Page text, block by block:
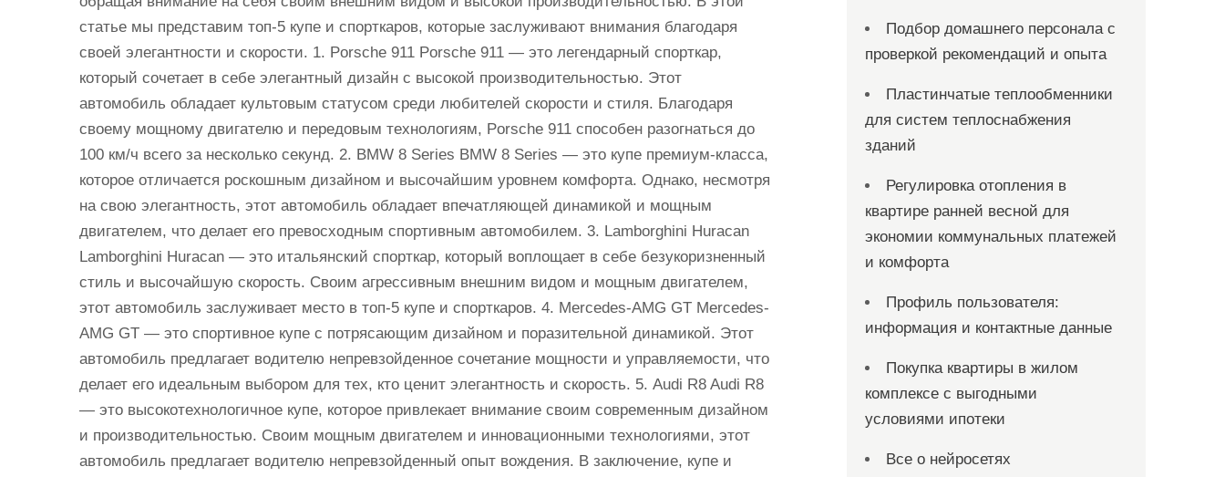
статье мы представим топ-5 купе и спорткаров, которые заслуживают внимания благодаря
своей элегантности и скорости. 1. Porsche 911 Porsche 911 — это легендарный спорткар,
который сочетает в себе элегантный дизайн с высокой производительностью. Этот
автомобиль обладает культовым статусом среди любителей скорости и стиля. Благодаря
своему мощному двигателю и передовым технологиям, Porsche 911 способен разогнаться до
100 км/ч всего за несколько секунд. 2. BMW 8 Series BMW 8 Series — это купе премиум-класса,
которое отличается роскошным дизайном и высочайшим уровнем комфорта. Однако, несмотря
на свою элегантность, этот автомобиль обладает впечатляющей динамикой и мощным
двигателем, что делает его превосходным спортивным автомобилем. 3. Lamborghini Huracan
Lamborghini Huracan — это итальянский спорткар, который воплощает в себе безукоризненный
стиль и высочайшую скорость. Своим агрессивным внешним видом и мощным двигателем,
этот автомобиль заслуживает место в топ-5 купе и спорткаров. 4. Mercedes-AMG GT Mercedes-
AMG GT — это спортивное купе с потрясающим дизайном и поразительной динамикой. Этот
автомобиль предлагает водителю непревзойденное сочетание мощности и управляемости, что
делает его идеальным выбором для тех, кто ценит элегантность и скорость. 5. Audi R8 Audi R8
— это высокотехнологичное купе, которое привлекает внимание своим современным дизайном
и производительностью. Своим мощным двигателем и инновационными технологиями, этот
автомобиль предлагает водителю непревзойденный опыт вождения. В заключение, купе и
Подбор домашнего персонала с
проверкой рекомендаций и опыта
Пластинчатые теплообменники
для систем теплоснабжения
зданий
Регулировка отопления в
квартире ранней весной для
экономии коммунальных платежей
и комфорта
Профиль пользователя:
информация и контактные данные
Покупка квартиры в жилом
комплексе с выгодными
условиями ипотеки
Все о нейросетях